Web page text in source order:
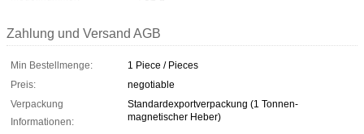
Zahlung und Versand AGB
Min Bestellmenge:
1 Piece / Pieces
Preis:
negotiable
Verpackung
Informationen:
Standardexportverpackung (1 Tonnen-
magnetischer Heber)